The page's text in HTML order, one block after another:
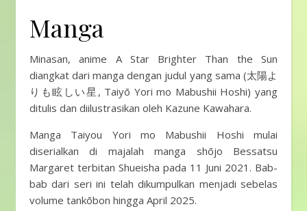
Manga
Minasan, anime A Star Brighter Than the Sun
diangkat dari manga dengan judul yang sama (太陽よ
りも眩しい星, Taiyō Yori mo Mabushii Hoshi) yang
ditulis dan diilustrasikan oleh Kazune Kawahara.
Manga Taiyou Yori mo Mabushii Hoshi mulai
diserialkan di majalah manga shōjo Bessatsu
Margaret terbitan Shueisha pada 11 Juni 2021. Bab-
bab dari seri ini telah dikumpulkan menjadi sebelas
volume tankōbon hingga April 2025.